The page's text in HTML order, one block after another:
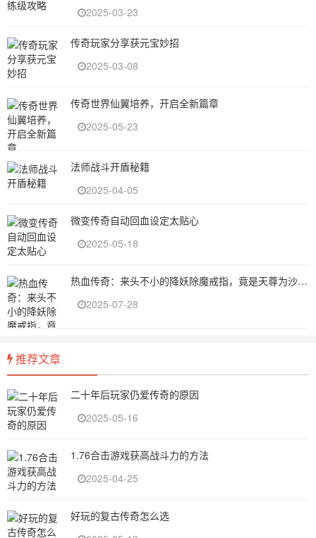
2025-03-23
传奇玩家分享获元宝妙招
2025-03-08
传奇世界仙翼培养，开启全新篇章
2025-05-23
法师战斗开盾秘籍
2025-04-05
微变传奇自动回血设定太贴心
2025-05-18
热血传奇：来头不小的降妖除魔戒指，竟是天尊为沙巴克勇士打造的的全属性神戒（上）
2025-07-28
推荐文章
二十年后玩家仍爱传奇的原因
2025-05-16
1.76合击游戏获高战斗力的方法
2025-04-25
好玩的复古传奇怎么选